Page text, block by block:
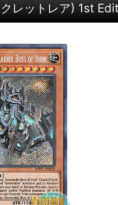
レットレア) 1st